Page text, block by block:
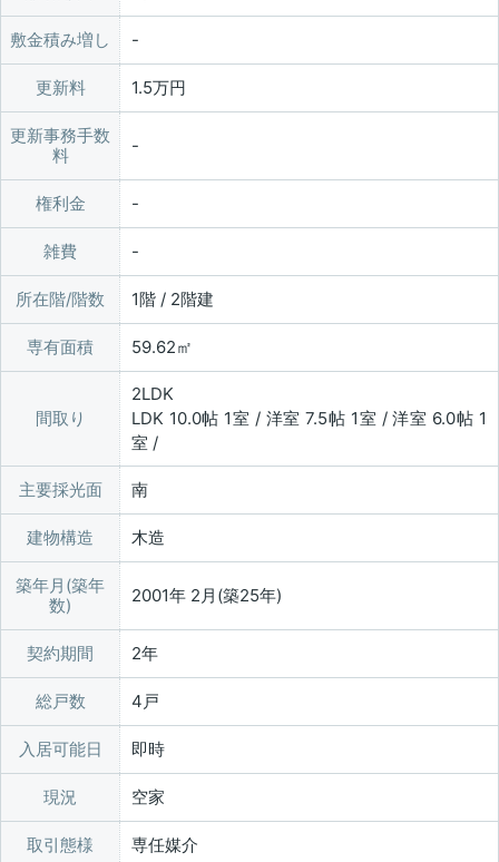
敷金積み増し
更新料 1.5万円
更新事務手数
料
権利金
雑費
所在階/階数 1階 / 2階建
専有面積 59.62㎡
間取り
2LDK
LDK 10.0帖 1室 / 洋室 7.5帖 1室 / 洋室 6.0帖 1
室 /
主要採光面 南
建物構造 木造
築年月(築年
数)
2001年 2月(築25年)
契約期間 2年
総戸数 4戸
入居可能日 即時
現況 空家
取引態様 専任媒介